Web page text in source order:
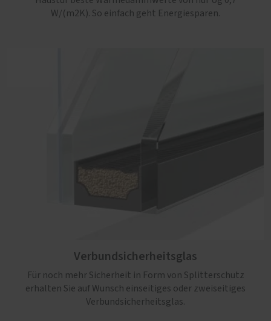
W/(m2K). So einfach geht Energiesparen.
Verbundsicherheitsglas
Für noch mehr Sicherheit in Form von Splitterschutz
erhalten Sie auf Wunsch einseitiges oder zweiseitiges
Verbundsicherheitsglas.